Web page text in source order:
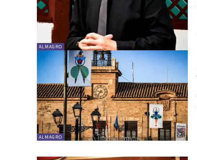
ALMAGRO
ALMAGRO